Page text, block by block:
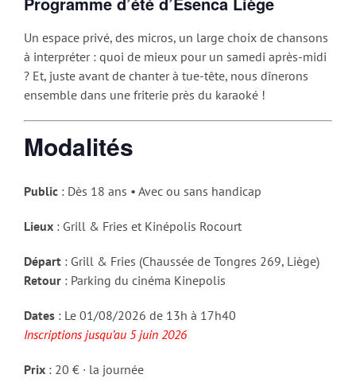
Un espace privé, des micros, un large choix de chansons
à interpréter : quoi de mieux pour un samedi après-midi
? Et, juste avant de chanter à tue-tête, nous dînerons
ensemble dans une friterie près du karaoké !
Modalités
Public : Dès 18 ans • Avec ou sans handicap
Lieux : Grill & Fries et Kinépolis Rocourt
Départ : Grill & Fries (Chaussée de Tongres 269, Liège)
Retour : Parking du cinéma Kinepolis
Dates : Le 01/08/2026 de 13h à 17h40
Inscriptions jusqu’au 5 juin 2026
Prix : 20 € · la journée